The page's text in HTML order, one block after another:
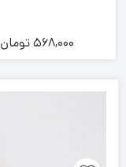
568,000تومان